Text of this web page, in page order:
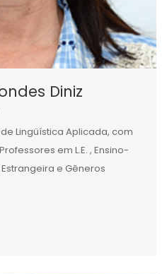
Diniz
Lingüística Aplicada, com
em L.E. , Ensino-
e Gêneros